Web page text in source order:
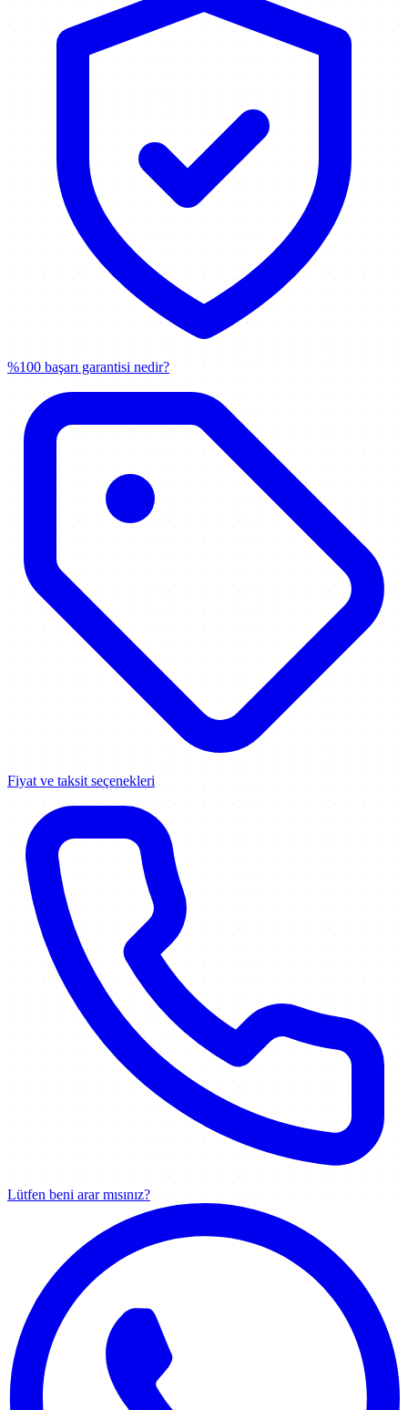
%100 başarı garantisi nedir?
Fiyat ve taksit seçenekleri
Lütfen beni arar mısınız?